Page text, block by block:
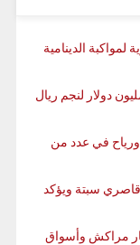
الدينامية
10 لاعبين أفارقة عبر التاريخ … 144 مليون دولار لنجم ريال
ورياح في عدد من
سبتة ويؤكد
من لغة تجار مراكش وأسواق